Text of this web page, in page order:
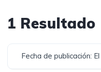
1 Resultado
Fecha de publicación: